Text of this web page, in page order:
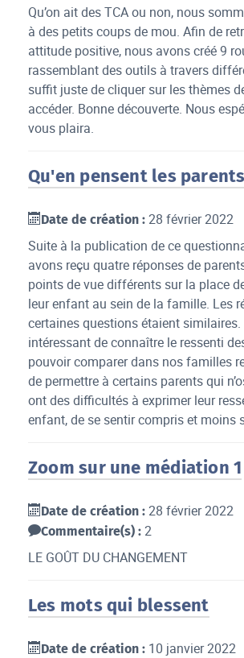
Qu’on ait des TCA ou non, nous
à des petits coups de mou. Afin de
attitude positive, nous avons créé 9
rassemblant des outils à travers
suffit juste de cliquer sur les thèmes
accéder. Bonne découverte. Nous
vous plaira.
Qu'en pensent les
Date de création : 28 février 2022
Suite à la publication de ce
avons reçu quatre réponses de
points de vue différents sur la place
leur enfant au sein de la famille. Les
certaines questions étaient
intéressant de connaître le ressenti
pouvoir comparer dans nos familles
de permettre à certains parents qui
ont des difficultés à exprimer leur
enfant, de se sentir compris et moins
Zoom sur une médiation 1
Date de création : 28 février 2022
Commentaire(s) : 2
LE GOÛT DU CHANGEMENT
Les mots qui blessent
Date de création : 10 janvier 2022